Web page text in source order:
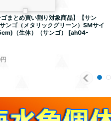
ゴまとめ買い割り対象商品】【サン
ンゴ（メタリックグリーン）SMサイ
（生体）（サンゴ）
[ah04-
円